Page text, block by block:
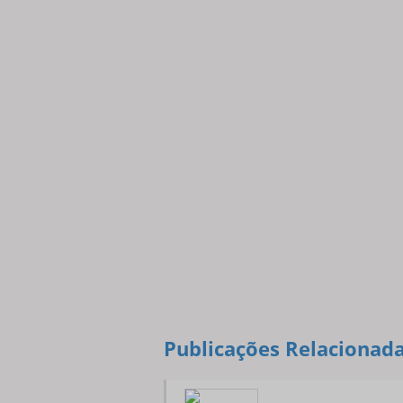
Publicações